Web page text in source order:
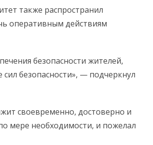
также распространил
оперативным действиям
безопасности жителей,
безопасности», — подчеркнул
своевременно, достоверно и
мере необходимости, и пожелал